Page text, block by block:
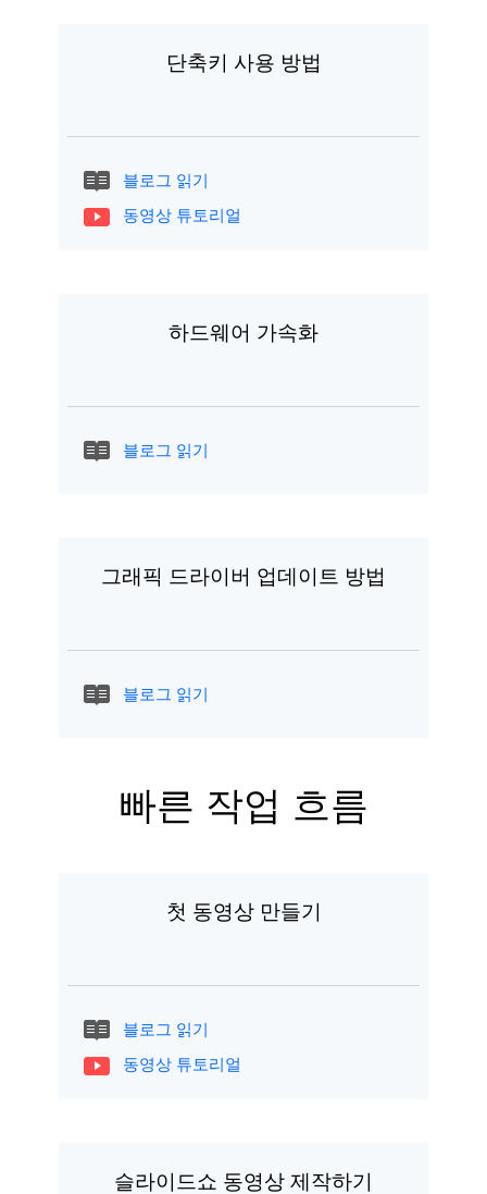
단축키 사용 방법
블로그 읽기
동영상 튜토리얼
하드웨어 가속화
블로그 읽기
그래픽 드라이버 업데이트 방법
블로그 읽기
빠른 작업 흐름
첫 동영상 만들기
블로그 읽기
동영상 튜토리얼
슬라이드쇼 동영상 제작하기